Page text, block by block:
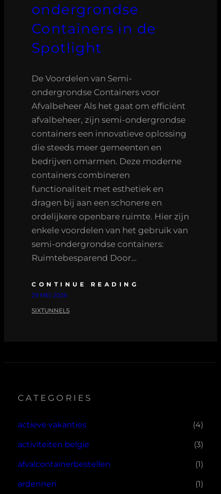
ondergrondse
Containers in de
Spotlight
De Voordelen van Semi-
ondergrondse Containers voor
Afvalbeheer Als het gaat om efficiënt
afvalbeheer, zijn semi-ondergrondse
containers een innovatieve oplossing
die steeds meer gemeenten en
bedrijven omarmen. Deze moderne
containers combineren
functionaliteit met esthetiek en
dragen bij aan een schonere en
ordelijkere openbare ruimte. Hier zijn
enkele voordelen van het gebruik van
semi-ondergrondse containers:
Ruimtebesparend Door…
CONTINUE READING
29 MEI 2026
SIXTUNNELS
CATEGORIES
actieve vakanties (4)
activiteiten belgie (3)
afvalcontainerbestellen (1)
ardennen (1)